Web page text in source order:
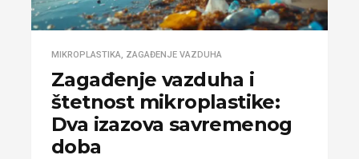
MIKROPLASTIKA, ZAGAĐENJE VAZDUHA
Zagađenje vazduha i
štetnost mikroplastike:
Dva izazova savremenog
doba